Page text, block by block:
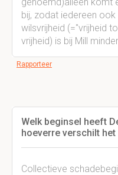
bij, zodat iedereen
wilsvrijheid (="vrijheid
vrijheid) is bij Mill
Rapporteer
Welk beginsel heeft
hoeverre verschilt het
Collectieve